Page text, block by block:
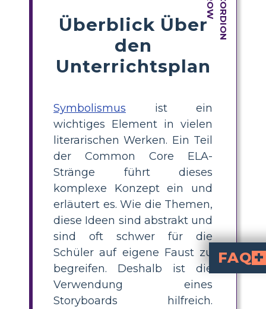
Überblick Über
den
Unterrichtsplan
Symbolismus ist ein
wichtiges Element in vielen
literarischen Werken. Ein Teil
der Common Core ELA-
Stränge führt dieses
komplexe Konzept ein und
erläutert es. Wie die Themen,
diese Ideen sind abstrakt und
sind oft schwer für die
Schüler auf eigene Faust zu
begreifen. Deshalb ist die
Verwendung eines
Storyboards hilfreich.
FAQ